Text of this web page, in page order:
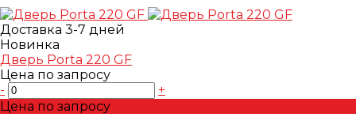
Доставка 3-7 дней
Новинка
Дверь Porta 220 GF
Цена по запросу
-
+
Цена по запросу